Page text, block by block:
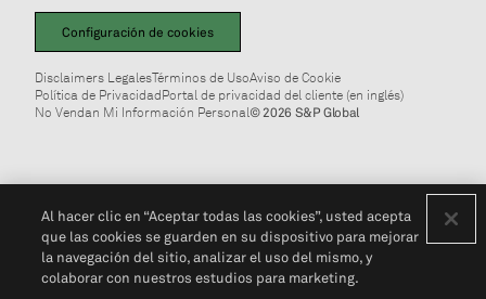
Configuración de cookies
Disclaimers LegalesTérminos de UsoAviso de Cookie
Política de PrivacidadPortal de privacidad del cliente (en inglés)
No Vendan Mi Información Personal© 2026 S&P Global
Al hacer clic en “Aceptar todas las cookies”, usted acepta
que las cookies se guarden en su dispositivo para mejorar
la navegación del sitio, analizar el uso del mismo, y
colaborar con nuestros estudios para marketing.